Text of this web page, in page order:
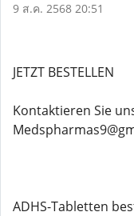
9 ส.ค. 2568 20:51
JETZT BESTELLEN
Kontaktieren Sie
ADHS-Tabletten